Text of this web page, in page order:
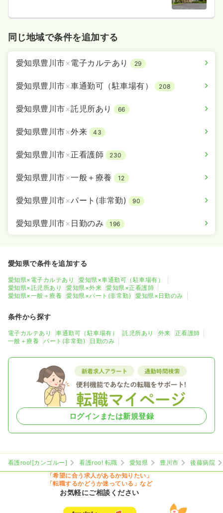
同じ地域で条件を追加する
愛知県豊川市×電子カルテあり 29
愛知県豊川市×車通勤可（駐車場有） 208
愛知県豊川市×託児所あり 66
愛知県豊川市×外来 43
愛知県豊川市×正看護師 230
愛知県豊川市×一般＋療養 12
愛知県豊川市×パート(非常勤) 90
愛知県豊川市× 日勤のみ 196
愛知県で条件を追加する
愛知県×電子カルテあり
愛知県×車通勤可（駐車場有）
愛知県×託児所あり
愛知県×外来
愛知県×正看護師
愛知県×一般＋療養
愛知県×パート(非常勤) 愛知県×日勤のみ
条件から探す
電子カルテあり 車通勤可（駐車場有） 託児所あり 外来
正看護師
一般＋療養
パート(非常勤) 日勤のみ
ログインまたは新規登録
看護roo![カンゴルー] 看護roo! 転職 愛知県 豊川市
後藤病院
「希望に合う求人があるか知りたい」
「転職するかどうか迷っている」など
お気軽にご相談ください